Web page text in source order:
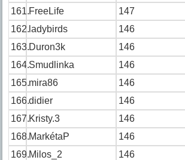
161.FreeLife
147
162. ladybirds
146
163.Duron3k
146
164.Smudlinka
146
165.mira86
146
166.didier
146
167.Kristy.3
146
168.MarkétaP
146
169.Milos_2
146